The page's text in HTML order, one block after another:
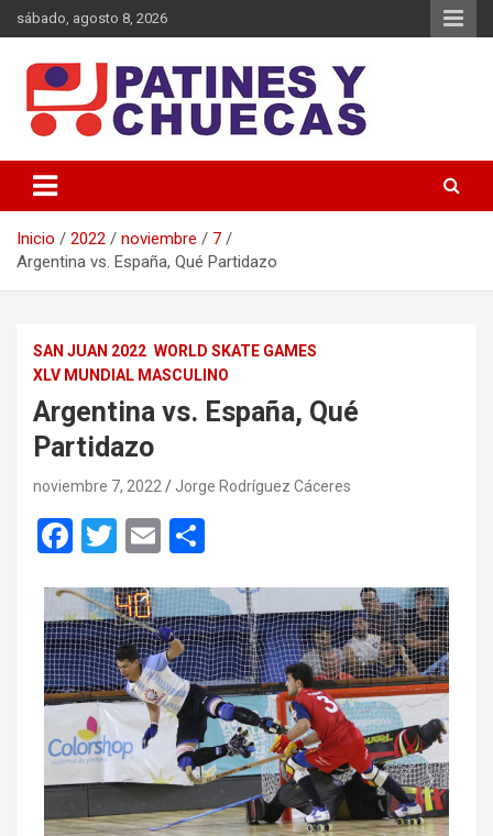
sábado, agosto 8, 2026
Patines y Chuecas
Inicio 2022 noviembre
7
Argentina vs. España, Qué Partidazo
SAN JUAN 2022 WORLD SKATE GAMES
XLV MUNDIAL MASCULINO
Argentina vs. España, Qué
Partidazo
noviembre 7, 2022 Jorge Rodríguez Cáceres
F
ce
b
o
o
k
T
tt
er
E
ail m
p
ar
tir